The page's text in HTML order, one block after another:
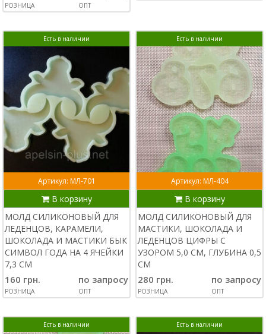
РОЗНИЦА ОПТ
Есть в наличии
Артикул: МЛ-701
В корзину
МОЛД СИЛИКОНОВЫЙ ДЛЯ
ЛЕДЕНЦОВ, КАРАМЕЛИ,
ШОКОЛАДА И МАСТИКИ БЫК
СИМВОЛ ГОДА НА 4 ЯЧЕЙКИ
7,3 СМ
160 грн.
РОЗНИЦА
по запросу
ОПТ
Есть в наличии
Артикул: МЛ-404
В корзину
МОЛД СИЛИКОНОВЫЙ ДЛЯ
МАСТИКИ, ШОКОЛАДА И
ЛЕДЕНЦОВ ЦИФРЫ С
УЗОРОМ 5,0 СМ, ГЛУБИНА 0,5
СМ
280 грн.
РОЗНИЦА
по запросу
ОПТ
Есть в наличии Есть в наличии